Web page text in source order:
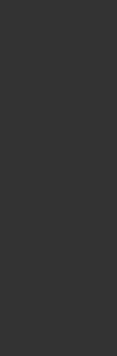
ВЯЗАНОГО КРУЖЕВА NALA